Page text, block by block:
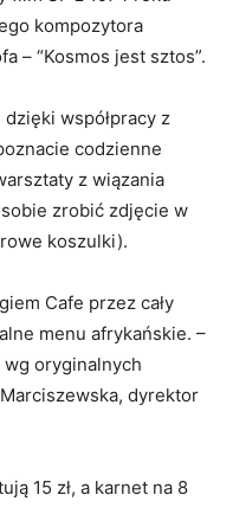
kompozytora
– “Kosmos jest sztos”.
współpracy z
codzienne
z wiązania
zrobić zdjęcie w
koszulki).
Cafe przez cały
menu afrykańskie. –
oryginalnych
dyrektor
15 zł, a karnet na 8